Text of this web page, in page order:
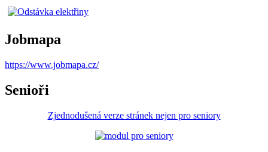
Jobmapa
https://www.jobmapa.cz/
Senioři
Zjednodušená verze stránek nejen pro seniory